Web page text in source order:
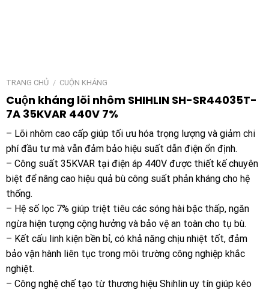
TRANG CHỦ / CUỘN KHÁNG
Cuộn kháng lõi nhôm SHIHLIN SH-SR44035T-
7A 35KVAR 440V 7%
– Lõi nhôm cao cấp giúp tối ưu hóa trọng lượng và giảm chi
phí đầu tư mà vẫn đảm bảo hiệu suất dẫn điện ổn định.
– Công suất 35KVAR tại điện áp 440V được thiết kế chuyên
biệt để nâng cao hiệu quả bù công suất phản kháng cho hệ
thống.
– Hệ số lọc 7% giúp triệt tiêu các sóng hài bậc thấp, ngăn
ngừa hiện tượng cộng hưởng và bảo vệ an toàn cho tụ bù.
– Kết cấu linh kiện bền bỉ, có khả năng chịu nhiệt tốt, đảm
bảo vận hành liên tục trong môi trường công nghiệp khắc
nghiệt.
– Công nghệ chế tạo từ thương hiệu Shihlin uy tín giúp kéo